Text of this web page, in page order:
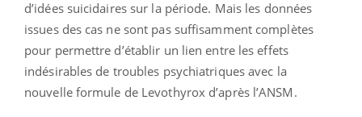
d’idées suicidaires sur la période. Mais les données
issues des cas ne sont pas suffisamment complètes
pour permettre d’établir un lien entre les effets
indésirables de troubles psychiatriques avec la
nouvelle formule de Levothyrox d’après l’ANSM.